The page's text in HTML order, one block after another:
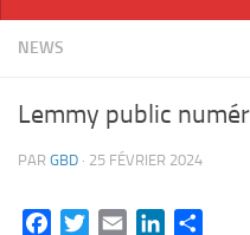
NEWS
Lemmy public
PAR GBD · 25 FÉVRIER 2024
FacebookTwitterEmail LinkedIn